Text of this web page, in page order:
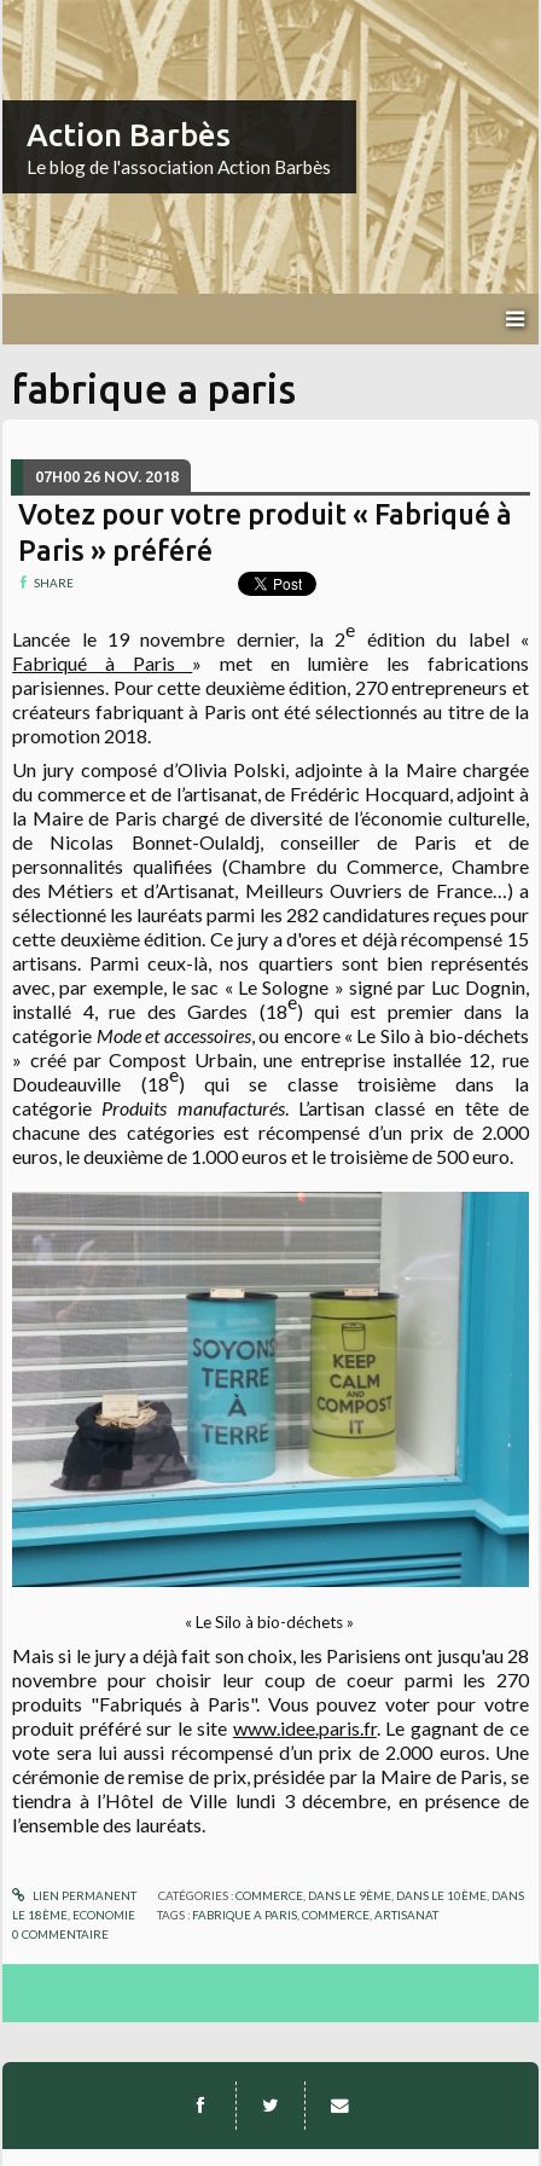
Action Barbès
Le blog de l'association Action Barbès
fabrique a paris
07H00 26 NOV. 2018
Votez pour votre produit « Fabriqué à
Paris » préféré
SHARE
Lancée le 19 novembre dernier, la 2e édition du label «
Fabriqué à Paris » met en lumière les fabrications
parisiennes. Pour cette deuxième édition, 270 entrepreneurs et
créateurs fabriquant à Paris ont été sélectionnés au titre de la
promotion 2018.
Un jury composé d’Olivia Polski, adjointe à la Maire chargée
du commerce et de l’artisanat, de Frédéric Hocquard, adjoint à
la Maire de Paris chargé de diversité de l’économie culturelle,
de Nicolas Bonnet-Oulaldj, conseiller de Paris et de
personnalités qualifiées (Chambre du Commerce, Chambre
des Métiers et d’Artisanat, Meilleurs Ouvriers de France…) a
sélectionné les lauréats parmi les 282 candidatures reçues pour
cette deuxième édition. Ce jury a d'ores et déjà récompensé 15
artisans. Parmi ceux-là, nos quartiers sont bien représentés
avec, par exemple, le sac « Le Sologne » signé par Luc Dognin,
installé 4, rue des Gardes (18e) qui est premier dans la
catégorie Mode et accessoires, ou encore « Le Silo à bio-déchets
» créé par Compost Urbain, une entreprise installée 12, rue
Doudeauville (18e) qui se classe troisième dans la
catégorie Produits manufacturés. L’artisan classé en tête de
chacune des catégories est récompensé d’un prix de 2.000
euros, le deuxième de 1.000 euros et le troisième de 500 euro.
« Le Silo à bio-déchets »
Mais si le jury a déjà fait son choix, les Parisiens ont jusqu'au 28
novembre pour choisir leur coup de coeur parmi les 270
produits "Fabriqués à Paris". Vous pouvez voter pour votre
produit préféré sur le site www.idee.paris.fr. Le gagnant de ce
vote sera lui aussi récompensé d’un prix de 2.000 euros. Une
cérémonie de remise de prix, présidée par la Maire de Paris, se
tiendra à l’Hôtel de Ville lundi 3 décembre, en présence de
l’ensemble des lauréats.
LIEN PERMANENT CATÉGORIES :COMMERCE, DANS LE 9ÈME, DANS LE 10ÈME, DANS
LE 18ÈME ECONOMIE TAGS : FABRIQUE A PARIS ,COMMERCE ,ARTISANAT
0 COMMENTAIRE